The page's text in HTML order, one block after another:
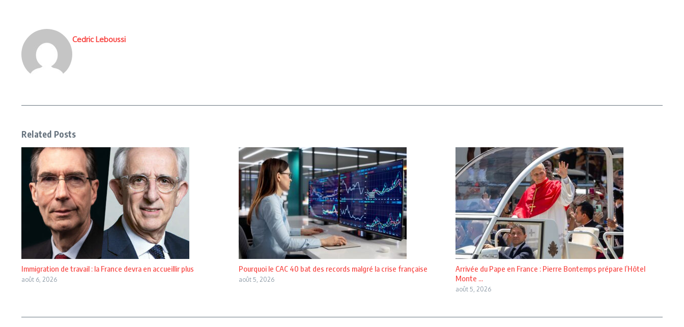
Cedric Leboussi
Related Posts
Immigration de travail : la France devra en accueillir plus
août 6, 2026
Pourquoi le CAC 40 bat des records malgré la crise française
août 5, 2026
Arrivée du Pape en France : Pierre Bontemps prépare l’Hôtel
Monte ...
août 5, 2026